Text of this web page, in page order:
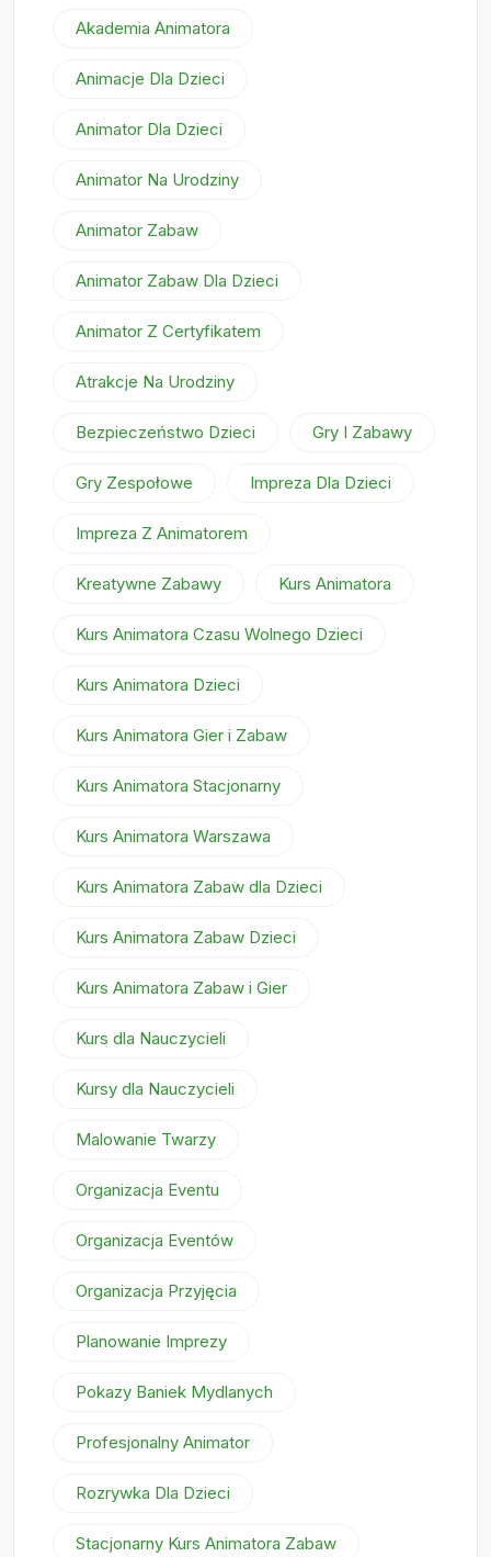
Akademia Animatora
Animacje Dla Dzieci
Animator Dla Dzieci
Animator Na Urodziny
Animator Zabaw
Animator Zabaw Dla Dzieci
Animator Z Certyfikatem
Atrakcje Na Urodziny
Bezpieczeństwo Dzieci Gry I Zabawy
Gry Zespołowe Impreza Dla Dzieci
Impreza Z Animatorem
Kreatywne Zabawy Kurs Animatora
Kurs Animatora Czasu Wolnego Dzieci
Kurs Animatora Dzieci
Kurs Animatora Gier i Zabaw
Kurs Animatora Stacjonarny
Kurs Animatora Warszawa
Kurs Animatora Zabaw dla Dzieci
Kurs Animatora Zabaw Dzieci
Kurs Animatora Zabaw i Gier
Kurs dla Nauczycieli
Kursy dla Nauczycieli
Malowanie Twarzy
Organizacja Eventu
Organizacja Eventów
Organizacja Przyjęcia
Planowanie Imprezy
Pokazy Baniek Mydlanych
Profesjonalny Animator
Rozrywka Dla Dzieci
Stacjonarny Kurs Animatora Zabaw